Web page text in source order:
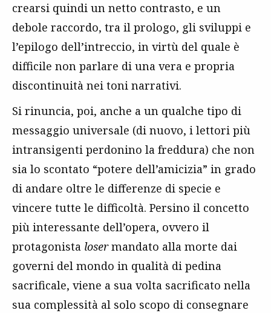
crearsi quindi un netto contrasto, e un
debole raccordo, tra il prologo, gli sviluppi e
l’epilogo dell’intreccio, in virtù del quale è
difficile non parlare di una vera e propria
discontinuità nei toni narrativi.
Si rinuncia, poi, anche a un qualche tipo di
messaggio universale (di nuovo, i lettori più
intransigenti perdonino la freddura) che non
sia lo scontato “potere dell’amicizia” in grado
di andare oltre le differenze di specie e
vincere tutte le difficoltà. Persino il concetto
più interessante dell’opera, ovvero il
protagonista losermandato alla morte dai
governi del mondo in qualità di pedina
sacrificale, viene a sua volta sacrificato nella
sua complessità al solo scopo di consegnare